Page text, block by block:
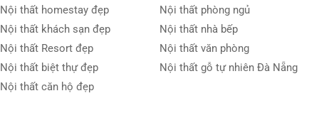
Nội thất homestay đẹp
Nội thất khách sạn đẹp
Nội thất Resort đẹp
Nội thất biệt thự đẹp
Nội thất căn hộ đẹp
Nội thất phòng ngủ
Nội thất nhà bếp
Nội thất văn phòng
Nội thất gỗ tự nhiên Đà Nẵng